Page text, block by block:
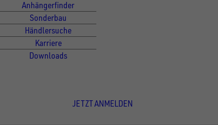
Anhängerfinder
Sonderbau
Händlersuche
Karriere
Downloads
JETZT ANMELDEN